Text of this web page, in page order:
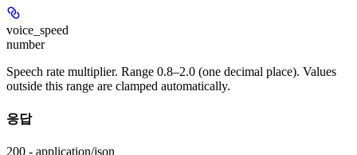
voice_speed
number
Speech rate multiplier. Range 0.8–2.0 (one decimal place). Values
outside this range are clamped automatically.
응답
200 - application/json